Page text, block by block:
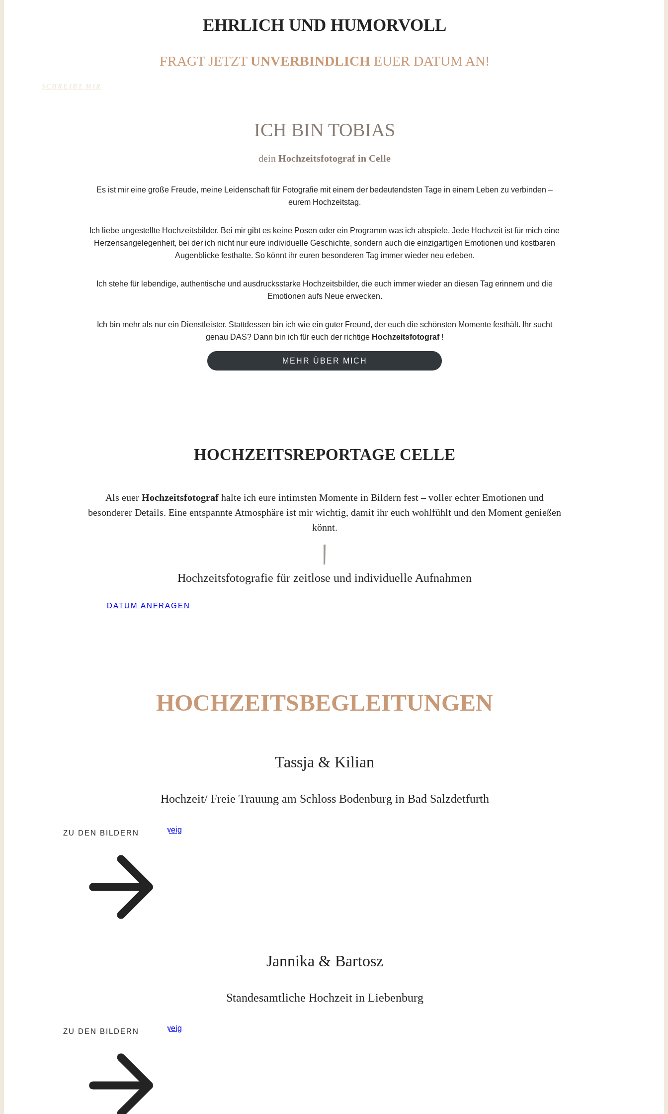
EHRLICH UND HUMORVOLL
FRAGT JETZTUNVERBINDLICH EUER DATUM AN!
SCHREIBT MIR
ICH BIN TOBIAS
dein Hochzeitsfotograf in Celle
Es ist mir eine große Freude, meine Leidenschaft für Fotografie mit einem der bedeutendsten Tage in einem Leben zu verbinden –
eurem Hochzeitstag.
Ich liebe ungestellte Hochzeitsbilder. Bei mir gibt es keine Posen oder ein Programm was ich abspiele. Jede Hochzeit ist für mich eine
Herzensangelegenheit, bei der ich nicht nur eure individuelle Geschichte, sondern auch die einzigartigen Emotionen und kostbaren
Augenblicke festhalte. So könnt ihr euren besonderen Tag immer wieder neu erleben.
Ich stehe für lebendige, authentische und ausdrucksstarke Hochzeitsbilder, die euch immer wieder an diesen Tag erinnern und die
Emotionen aufs Neue erwecken.
Ich bin mehr als nur ein Dienstleister. Stattdessen bin ich wie ein guter Freund, der euch die schönsten Momente festhält. Ihr sucht
genau DAS? Dann bin ich für euch der richtige Hochzeitsfotograf!
MEHR ÜBER MICH
HOCHZEITSREPORTAGE CELLE
Als euer Hochzeitsfotograf halte ich eure intimsten Momente in Bildern fest – voller echter Emotionen und
besonderer Details. Eine entspannte Atmosphäre ist mir wichtig, damit ihr euch wohlfühlt und den Moment genießen
könnt.
Hochzeitsfotografie für zeitlose und individuelle Aufnahmen
DATUM ANFRAGEN
HOCHZEITSBEGLEITUNGEN
Tassja & Kilian
Hochzeit/ Freie Trauung am Schloss Bodenburg in Bad Salzdetfurth
ZU DEN BILDERN
Jannika & Bartosz
Standesamtliche Hochzeit in Liebenburg
ZU DEN BILDERN